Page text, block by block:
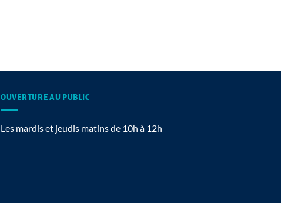
OUVERTURE AU PUBLIC
Les mardis et jeudis matins de 10h à 12h